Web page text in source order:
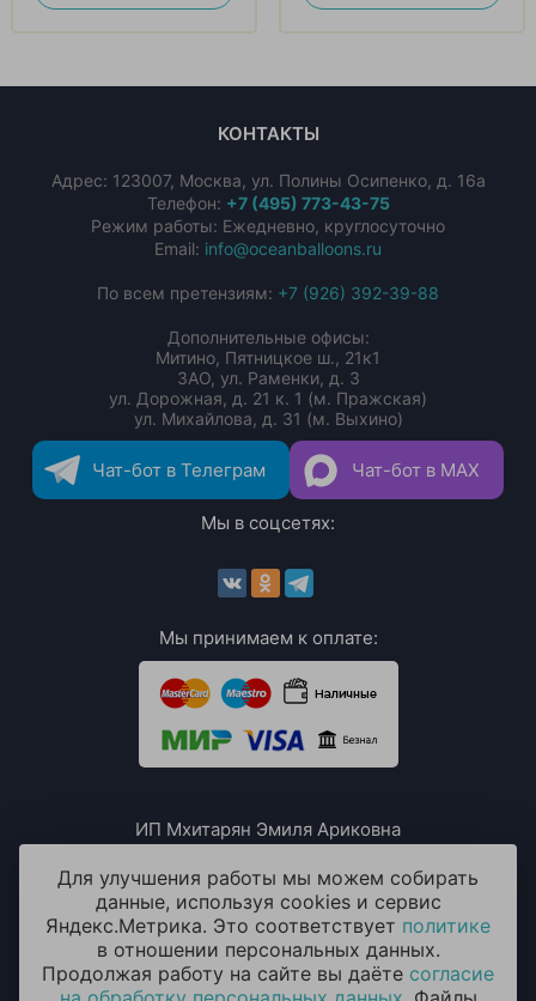
КОНТАКТЫ
Адрес: 123007, Москва, ул. Полины Осипенко, д. 16а
Телефон: +7 (495) 773-43-75
Режим работы: Ежедневно, круглосуточно
Email: info@oceanballoons.ru
По всем претензиям: +7 (926) 392-39-88
Дополнительные офисы:
Митино, Пятницкое ш., 21к1
ЗАО, ул. Раменки, д. 3
ул. Дорожная, д. 21 к. 1 (м. Пражская)
ул. Михайлова, д. 31 (м. Выхино)
Чат-бот в Телеграм Чат-бот в MAX
Мы в соцсетях:
Мы принимаем к оплате:
ИП Мхитарян Эмиля Ариковна
ИНН: 771385063807
ОГРН / ОГРНИП: 319508100076230
Для улучшения работы мы можем собирать
данные, используя cookies и сервис
Яндекс.Метрика. Это соответствует политике
в отношении персональных данных.
Продолжая работу на сайте вы даёте согласие